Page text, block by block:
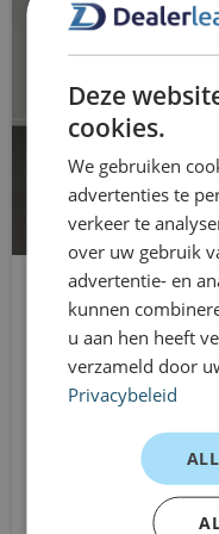
Stadsbewoner –
“Handzaam en
Student – korte
“Fijn formaat en
Starter – eerste auto
“Comfortabel en
gebruik.”
Dealerleasing
Eurocars
Dealerleasing maakt
mobiliteitsgroep met
zij airbag(s) voor
BMW 1-serie
Hatchback
€1088 /mnd
Deze
cookies.
We gebruiken
advertenties te
verkeer te
over uw gebruik
advertentie- en
kunnen
u aan hen heeft
verzameld door
Privacybeleid